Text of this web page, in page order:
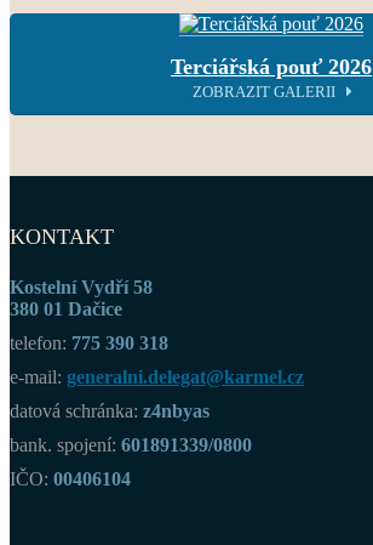
Terciářská pouť 2026
ZOBRAZIT GALERII
KONTAKT
Kostelní Vydří 58
380 01 Dačice
telefon: 775 390 318
e-mail: generalni.delegat@karmel.cz
datová schránka: z4nbyas
bank. spojení: 601891339/0800
IČO: 00406104